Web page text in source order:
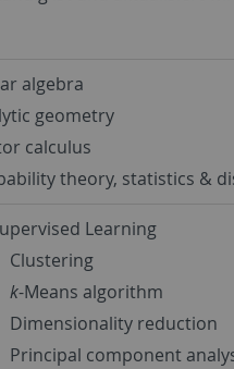
algebra
geometry
calculus
theory, statistics &
Learning
Clustering
k-Means algorithm
Dimensionality reduction
Principal component